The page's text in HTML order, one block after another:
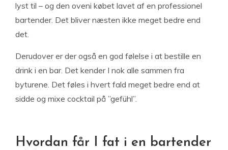
lyst til – og den oveni købet lavet af en professionel
bartender. Det bliver næsten ikke meget bedre end
det.
Derudover er der også en god følelse i at bestille en
drink i en bar. Det kender I nok alle sammen fra
byturene. Det føles i hvert fald meget bedre end at
sidde og mixe cocktail på ”gefühl”.
Hvordan får I fat i en bartender